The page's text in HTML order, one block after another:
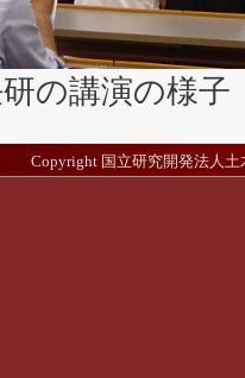
の講演の様子
Copyright 国立研究開発法人